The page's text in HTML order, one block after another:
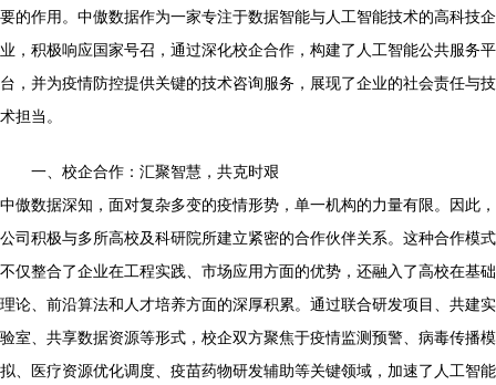
要的作用。中傲数据作为一家专注于数据智能与人工智能技术的高科技企
业，积极响应国家号召，通过深化校企合作，构建了人工智能公共服务平
台，并为疫情防控提供关键的技术咨询服务，展现了企业的社会责任与技
术担当。
一、校企合作：汇聚智慧，共克时艰
中傲数据深知，面对复杂多变的疫情形势，单一机构的力量有限。因此，
公司积极与多所高校及科研院所建立紧密的合作伙伴关系。这种合作模式
不仅整合了企业在工程实践、市场应用方面的优势，还融入了高校在基础
理论、前沿算法和人才培养方面的深厚积累。通过联合研发项目、共建实
验室、共享数据资源等形式，校企双方聚焦于疫情监测预警、病毒传播模
拟、医疗资源优化调度、疫苗药物研发辅助等关键领域，加速了人工智能